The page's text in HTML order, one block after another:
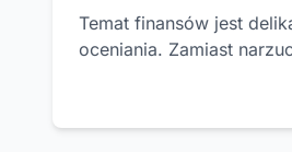
Temat finansów jest
oceniania. Zamiast